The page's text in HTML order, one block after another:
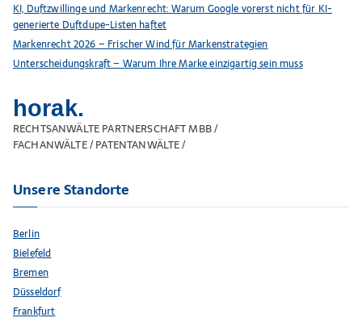
KI, Duftzwillinge und Markenrecht: Warum Google vorerst nicht für KI-
generierte Duftdupe-Listen haftet
Markenrecht 2026 – Frischer Wind für Markenstrategien
Unterscheidungskraft – Warum Ihre Marke einzigartig sein muss
horak.
RECHTSANWÄLTE PARTNERSCHAFT MBB /
FACHANWÄLTE / PATENTANWÄLTE /
Unsere Standorte
Berlin
Bielefeld
Bremen
Düsseldorf
Frankfurt